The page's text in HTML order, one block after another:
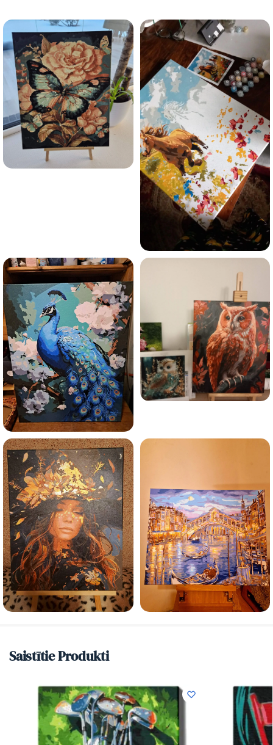
Saistītie Produkti
Esmu iepazinies ar GleznoPats.lv privātuma politiku un
piekrītu tai
GleznoPats.lvPrivātuma politika
SAŅEMT -10%